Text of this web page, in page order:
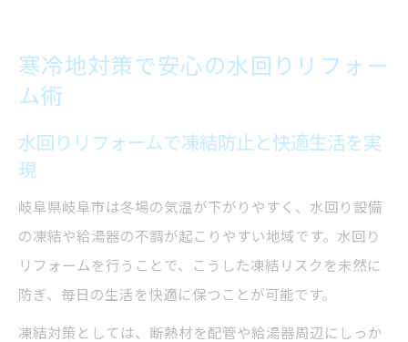
水回りリフォームで配管凍結トラブルを予
給湯器を選ぶ際の岐阜市ならではのコツ
ないコツ
岐阜市の寒冷地に適した給湯器機能とは
水回りリフォームと相性の良い給湯器の選
定法
同時施工で給湯器と水回り設備の相乗効果
寒冷地対策で安心の水回りリフォー
ム術
水回りリフォームで凍結防止と快適生活を実
現
岐阜県岐阜市は冬場の気温が下がりやすく、水回り設備
の凍結や給湯器の不調が起こりやすい地域です。水回り
リフォームを行うことで、こうした凍結リスクを未然に
防ぎ、毎日の生活を快適に保つことが可能です。
凍結対策としては、断熱材を配管や給湯器周辺にしっか